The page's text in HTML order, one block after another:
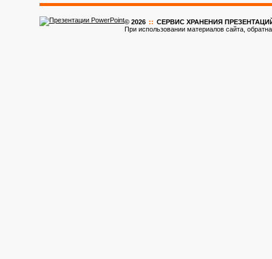
© 2026 :: CЕРВИС ХРАНЕНИЯ ПРЕЗЕНТАЦИЙ
При использовании материалов сайта,